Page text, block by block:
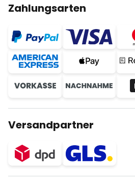
Zahlungsarten
Versandpartner